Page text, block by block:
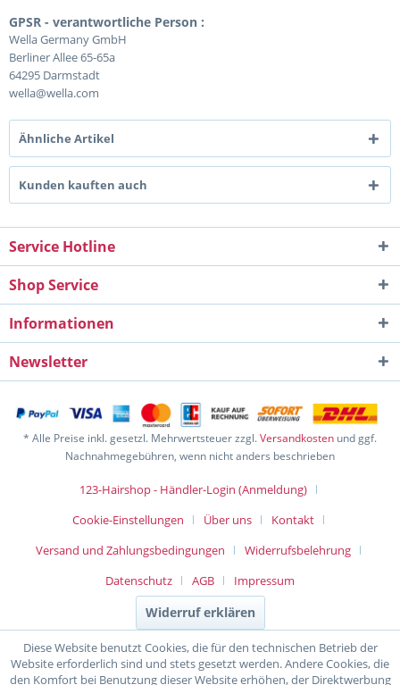
GPSR - verantwortliche Person :
Wella Germany GmbH
Berliner Allee 65-65a
64295 Darmstadt
wella@wella.com
Ähnliche Artikel
Kunden kauften auch
Service Hotline
Shop Service
Informationen
Newsletter
* Alle Preise inkl. gesetzl. Mehrwertsteuer zzgl.Versandkosten und ggf.
Nachnahmegebühren, wenn nicht anders beschrieben
123-Hairshop - Händler-Login (Anmeldung)
Cookie-Einstellungen
Über uns
Kontakt
Versand und Zahlungsbedingungen
Widerrufsbelehrung
Datenschutz
AGB Impressum
Widerruf erklären
Diese Website benutzt Cookies, die für den technischen Betrieb der
Website erforderlich sind und stets gesetzt werden. Andere Cookies, die
den Komfort bei Benutzung dieser Website erhöhen, der Direktwerbung